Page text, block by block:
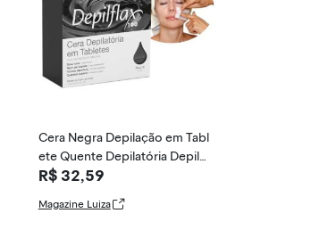
Cera Negra Depilação em Tabl
ete Quente Depilatória Depilfl
ax 500g
R$ 32,59
Magazine Luiza